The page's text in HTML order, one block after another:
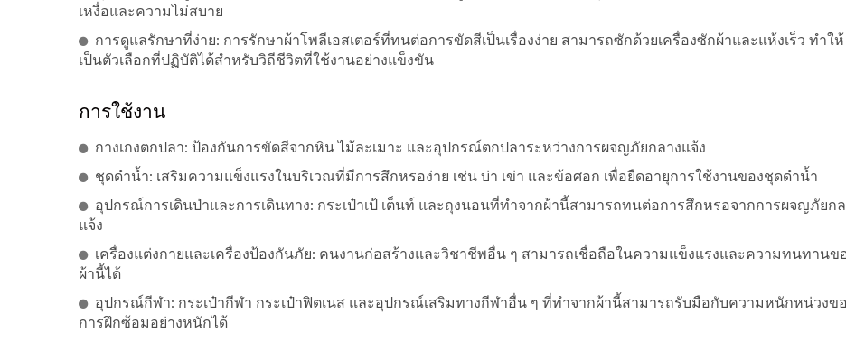
เหงื่อและความไม่สบาย
การดูแลรักษาที่ง่าย: การรักษาผ้าโพลีเอสเตอร์ที่ทนต่อการขัดสีเป็นเรื่องง่าย สามารถซักด้วยเครื่องซักผ้าและแห้งเร็ว ทำให้
เป็นตัวเลือกที่ปฏิบัติได้สำหรับวิถีชีวิตที่ใช้งานอย่างแข็งขัน
การใช้งาน
กางเกงตกปลา: ป้องกันการขัดสีจากหิน ไม้ละเมาะ และอุปกรณ์ตกปลาระหว่างการผจญภัยกลางแจ้ง
ชุดดำน้ำ: เสริมความแข็งแรงในบริเวณที่มีการสึกหรอง่าย เช่น บ่า เข่า และข้อศอก เพื่อยืดอายุการใช้งานของชุดดำน้ำ
อุปกรณ์การเดินป่าและการเดินทาง: กระเป๋าเป้ เต็นท์ และถุงนอนที่ทำจากผ้านี้สามารถทนต่อการสึกหรอจากการผจญภัยกล
แจ้ง
เครื่องแต่งกายและเครื่องป้องกันภัย: คนงานก่อสร้างและวิชาชีพอื่น ๆ สามารถเชื่อถือในความแข็งแรงและความทนทานข
ผ้านี้ได้
อุปกรณ์กีฬา: กระเป๋ากีฬา กระเป๋าฟิตเนส และอุปกรณ์เสริมทางกีฬาอื่น ๆ ที่ทำจากผ้านี้สามารถรับมือกับความหนักหน่วงข
การฝึกซ้อมอย่างหนักได้